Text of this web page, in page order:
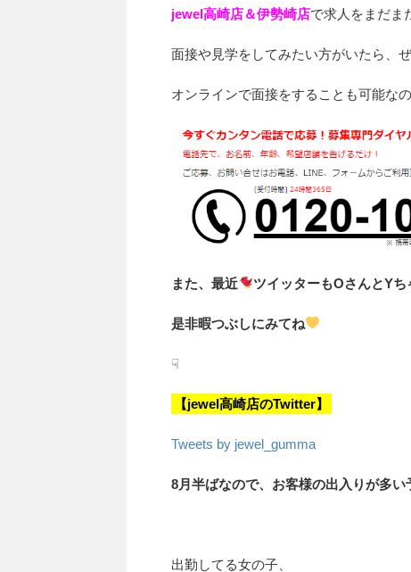
jewel高崎店＆伊勢崎店で求人をまだま
面接や見学をしてみたい方がいたら、
オンラインで面接をすることも可能な
また、最近 ツイッターもOさんとY
是非暇つぶしにみてね
☟
【jewel高崎店のTwitter】
Tweets by jewel_gumma
8月半ばなので、 お客様の出入りが多い
出勤してる女の子、